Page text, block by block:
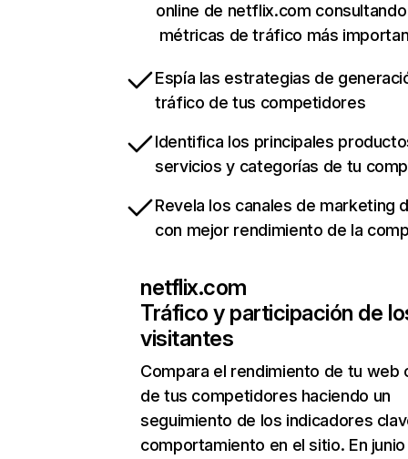
online de netflix.com
métricas de tráfico más
Espía las estrategias de
tráfico de tus competidores
Identifica los principales
servicios y categorías de tu
Revela los canales de marketing
con mejor rendimiento de la
netflix.com
Tráfico y participación de
visitantes
Compara el rendimiento de tu web
de tus competidores haciendo un
seguimiento de los indicadores
comportamiento en el sitio. En junio